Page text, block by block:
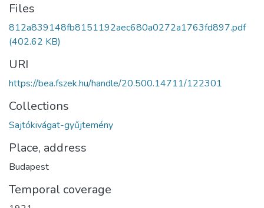
Files
812a839148fb8151192aec680a0272a1763fd897.pdf
(402.62 KB)
URI
https://bea.fszek.hu/handle/20.500.14711/122301
Collections
Sajtókivágat-gyűjtemény
Place, address
Budapest
Temporal coverage